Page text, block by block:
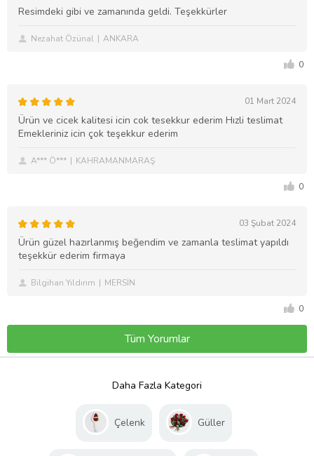
Resimdeki gibi ve zamanında geldi. Teşekkürler
Nezahat Özünal ANKARA
0
01 Mart 2024
Ürün ve cicek kalitesi icin cok tesekkur ederim Hızli teslimat
Emekleriniz icin çok teşekkur ederim
A*** Ö*** KAHRAMANMARAŞ
0
03 Şubat 2024
Ürün güzel hazırlanmış beğendim ve zamanla teslimat yapıldı
teşekkür ederim firmaya
Bilgihan Yıldırım MERSİN
0
Tüm Yorumlar
Daha Fazla Kategori
Çelenk Güller